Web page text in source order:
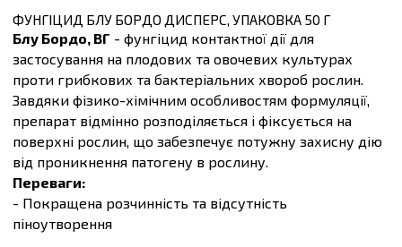
ФУНГІЦИД БЛУ БОРДО ДИСПЕРС, УПАКОВКА 50 Г
Блу Бордо, ВГ - фунгіцид контактної дії для
застосування на плодових та овочевих культурах
проти грибкових та бактеріальних хвороб рослин.
Завдяки фізико-хімічним особливостям формуляції,
препарат відмінно розподіляється і фіксується на
поверхні рослин, що забезпечує потужну захисну дію
від проникнення патогену в рослину.
Переваги:
- Покращена розчинність та відсутність
піноутворення